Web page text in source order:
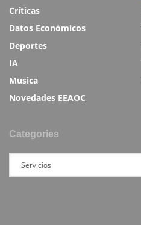
Críticas
Datos Económicos
Deportes
IA
Musica
Novedades EEAOC
Categories